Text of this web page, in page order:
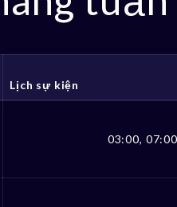
Lịch sự kiện
03:00,